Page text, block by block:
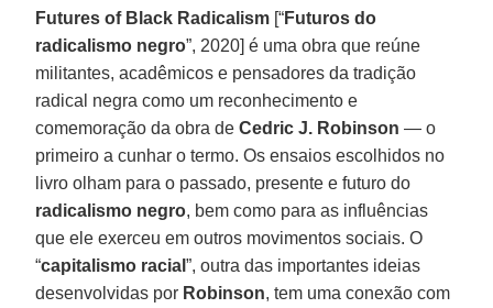
Futures of Black Radicalism [“Futuros do
radicalismo negro”, 2020] é uma obra que reúne
militantes, acadêmicos e pensadores da tradição
radical negra como um reconhecimento e
comemoração da obra deCedric J. Robinson — o
primeiro a cunhar o termo. Os ensaios escolhidos no
livro olham para o passado, presente e futuro do
radicalismo negro, bem como para as influências
que ele exerceu em outros movimentos sociais. O
“capitalismo racial”, outra das importantes ideias
desenvolvidas por Robinson, tem uma conexão com